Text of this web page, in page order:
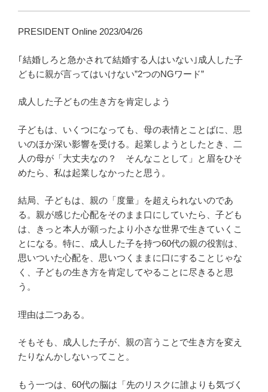
PRESIDENT Online 2023/04/26
｢結婚しろと急かされて結婚する人はいない｣成人した子
どもに親が言ってはいけない”2つのNGワード”
成人した子どもの生き方を肯定しよう
子どもは、いくつになっても、母の表情とことばに、思
いのほか深い影響を受ける。起業しようとしたとき、二
人の母が「大丈夫なの？ そんなことして」と眉をひそ
めたら、私は起業しなかったと思う。
結局、子どもは、親の「度量」を超えられないのであ
る。親が感じた心配をそのまま口にしていたら、子ども
は、きっと本人が願ったより小さな世界で生きていくこ
とになる。特に、成人した子を持つ60代の親の役割は、
思いついた心配を、思いつくままに口にすることじゃな
く、子どもの生き方を肯定してやることに尽きると思
う。
理由は二つある。
そもそも、成人した子が、親の言うことで生き方を変え
たりなんかしないってこと。
もう一つは、60代の脳は「先のリスクに誰よりも気づく